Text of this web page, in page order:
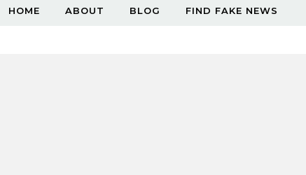
HOME ABOUT BLOG FIND FAKE NEWS